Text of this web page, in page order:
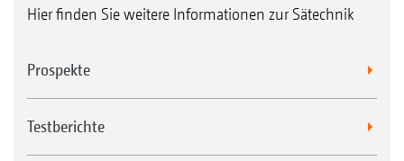
Hier finden Sie weitere Informationen zur Sätechnik
Prospekte
Testberichte